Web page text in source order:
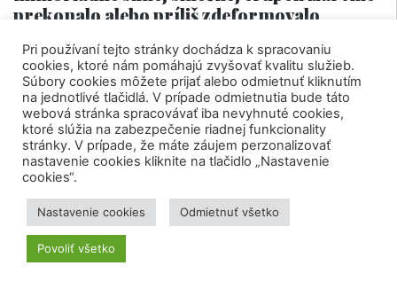
prekonalo alebo príliš zdeformovalo
potom nastalo?
V princípe áno, ale to nie je žiarenie z búrky,
ale magnetické pole plazmy, ktorá k nám zo
Slnka prichádza (teda slnečný vietor alebo
výrony hmoty). Ich magnetické pole reaguje
Geomagnetické pole sa nedá tak rýchlo
deformovať na dlhodobej báze, pretože
Pri používaní tejto stránky dochádza k spracovaniu
cookies, ktoré nám pomáhajú zvyšovať kvalitu služieb.
Súbory cookies môžete prijať alebo odmietnuť kliknutím
na jednotlivé tlačidlá. V prípade odmietnutia bude táto
webová stránka spracovávať iba nevyhnuté cookies,
ktoré slúžia na zabezpečenie riadnej funkcionality
stránky. V prípade, že máte záujem perzonalizovať
nastavenie cookies kliknite na tlačidlo „Nastavenie
cookies“.
Nastavenie cookies Odmietnuť všetko
Povoliť všetko